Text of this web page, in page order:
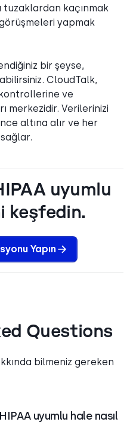
tuzaklardan kaçınmak
yapmak
bir şeyse,
CloudTalk,
ve
merkezidir. Verilerinizi
altına alır ve her
sağlar.
uyumlu
keşfedin.
Yapın
Questions
bilmeniz gereken
uyumlu hale nasıl